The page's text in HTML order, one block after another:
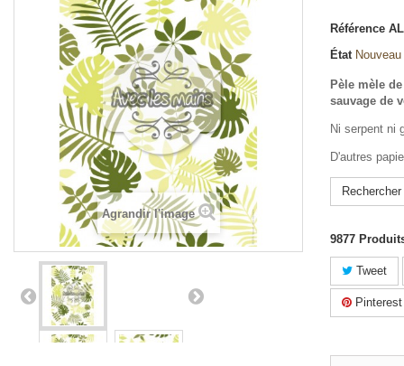
Agrandir l'image
Référence
État Nouveau
Pèle mèle
sauvage de
Ni serpent ni
D'autres
9877
Tweet
Pinterest